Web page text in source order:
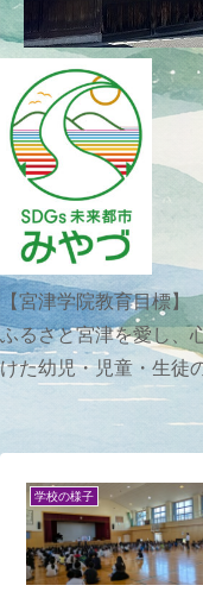
【宮津学院教育目標】
ふるさと宮津を愛し、
けた幼児・児童・生徒
学校の様子